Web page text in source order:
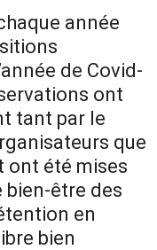
année
de Covid-
ont
tant par le
que
ont été mises
être des
en
bien